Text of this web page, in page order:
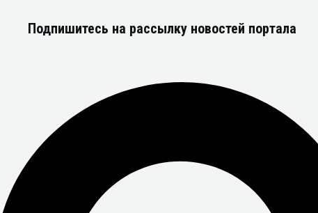
Подпишитесь на рассылку новостей портала